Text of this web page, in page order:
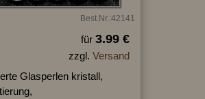
Best.Nr.:42141
für 3.99 €
zzgl. Versand
Glasperlen kristall,